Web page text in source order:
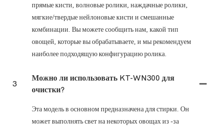
прямые кисти, волновые ролики, наждачные ролики,
мягкие/твердые нейлоновые кисти и смешанные
комбинации. Вы можете сообщить нам, какой тип
овощей, которые вы обрабатываете, и мы рекомендуем
наиболее подходящую конфигурацию ролика.
3
Можно ли использовать KT-WN300 для
очистки?
Эта модель в основном предназначена для стирки. Он
может выполнять свет на некоторых овощах из -за